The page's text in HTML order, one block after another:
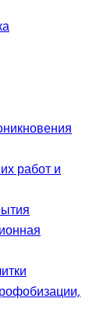
работ и